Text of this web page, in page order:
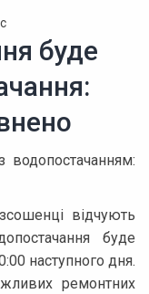
буде
відчують
буде
наступного дня.
ремонтних